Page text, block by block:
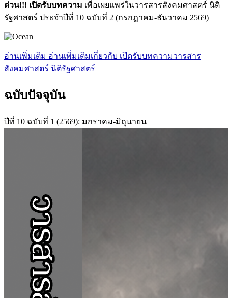
ด่วน!!! เปิดรับบทความ เพื่อเผยแพร่ในวารสารสังคมศาสตร์ นิติ
รัฐศาสตร์ ประจำปีที่ 10 ฉบับที่ 2 (กรกฎาคม-ธันวาคม 2569)
อ่านเพิ่มเติม อ่านเพิ่มเติมเกี่ยวกับ เปิดรับบทความวารสาร
สังคมศาสตร์ นิติรัฐศาสตร์
ฉบับปัจจุบัน
ปีที่ 10 ฉบับที่ 1 (2569): มกราคม-มิถุนายน